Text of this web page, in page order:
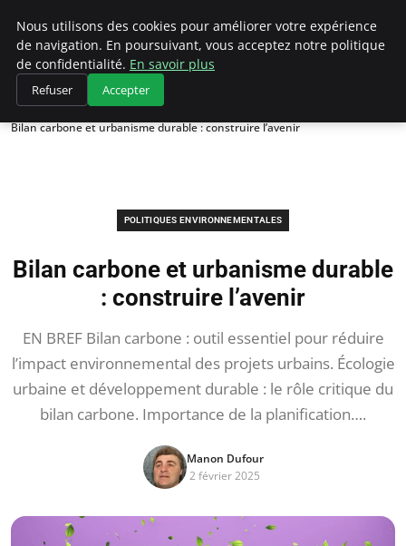
Climategatecountryclub.com
Accueil
Politiques environnementales
Bilan carbone et urbanisme durable : construire l’avenir
POLITIQUES ENVIRONNEMENTALES
Bilan carbone et urbanisme durable
: construire l’avenir
EN BREF Bilan carbone : outil essentiel pour réduire
l’impact environnemental des projets urbains. Écologie
urbaine et développement durable : le rôle critique du
bilan carbone. Importance de la planification….
Manon Dufour
2 février 2025
Nous utilisons des cookies pour améliorer votre expérience
de navigation. En poursuivant, vous acceptez notre politique
de confidentialité. En savoir plus
Refuser Accepter